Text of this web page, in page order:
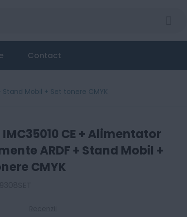
Contact
Mobil + Set tonere CMYK
CE + Alimentator
ARDF + Stand Mobil +
CMYK
Stand Mobil + Set tonere CMYK